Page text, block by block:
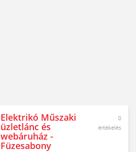
Elektrikó Műszaki
üzletlánc és
webáruház -
Füzesabony
0
értékelés